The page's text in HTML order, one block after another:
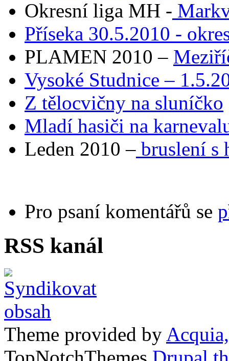
Okresní liga MH -
Příseka 30.5.2010 -
PLAMEN 2010 –
Vysoké Studnice –
Z tělocvičny na sluníčko
Mladí hasiči na
Leden 2010 – bruslení s
Pro psaní komentářů se
RSS kanál
Theme provided by